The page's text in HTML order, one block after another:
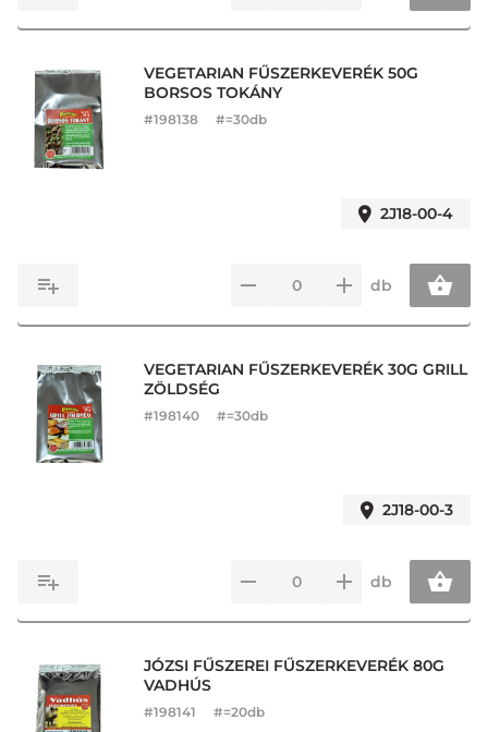
VEGETARIAN FŰSZERKEVERÉK 50G
BORSOS TOKÁNY
#198138 #=30db
2J18-00-4
db
VEGETARIAN FŰSZERKEVERÉK 30G GRILL
ZÖLDSÉG
#198140 #=30db
2J18-00-3
db
JÓZSI FŰSZEREI FŰSZERKEVERÉK 80G
VADHÚS
#198141 #=20db